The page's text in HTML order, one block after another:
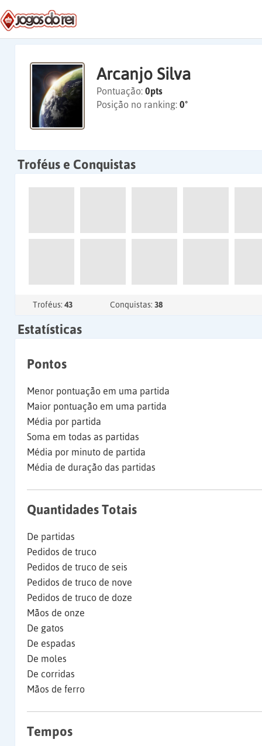
Arcanjo Silva
Pontuação: 0pts
Posição no ranking: 0º
Troféus e Conquistas
Troféus: 43 Conquistas: 38
Estatísticas
Pontos
Menor pontuação em uma partida
Maior pontuação em uma partida
Média por partida
Soma em todas as partidas
Média por minuto de partida
Média de duração das partidas
Quantidades Totais
De partidas
Pedidos de truco
Pedidos de truco de seis
Pedidos de truco de nove
Pedidos de truco de doze
Mãos de onze
De gatos
De espadas
De moles
De corridas
Mãos de ferro
Tempos